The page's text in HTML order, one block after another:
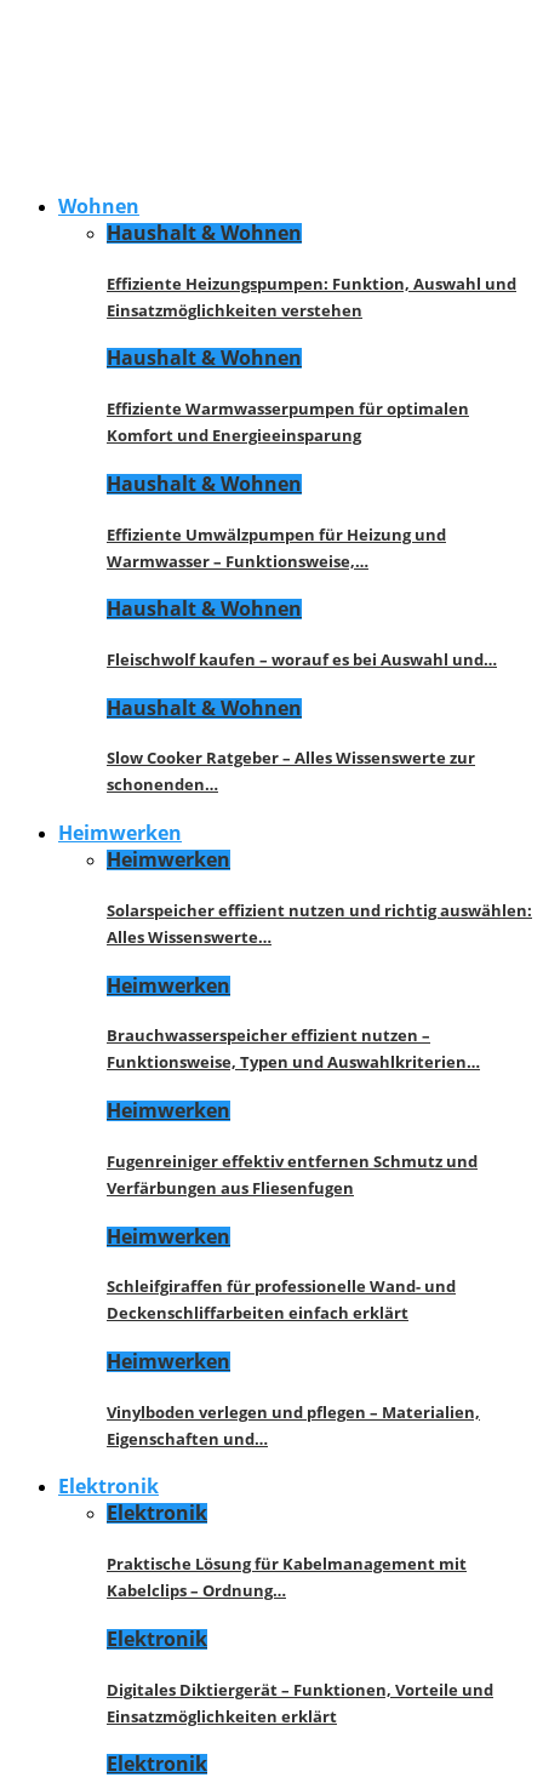
Wohnen
Haushalt & Wohnen
Effiziente Heizungspumpen: Funktion, Auswahl und
Einsatzmöglichkeiten verstehen
Haushalt & Wohnen
Effiziente Warmwasserpumpen für optimalen
Komfort und Energieeinsparung
Haushalt & Wohnen
Effiziente Umwälzpumpen für Heizung und
Warmwasser – Funktionsweise,…
Haushalt & Wohnen
Fleischwolf kaufen – worauf es bei Auswahl und…
Haushalt & Wohnen
Slow Cooker Ratgeber – Alles Wissenswerte zur
schonenden…
Heimwerken
Heimwerken
Solarspeicher effizient nutzen und richtig auswählen:
Alles Wissenswerte…
Heimwerken
Brauchwasserspeicher effizient nutzen –
Funktionsweise, Typen und Auswahlkriterien…
Heimwerken
Fugenreiniger effektiv entfernen Schmutz und
Verfärbungen aus Fliesenfugen
Heimwerken
Schleifgiraffen für professionelle Wand- und
Deckenschliffarbeiten einfach erklärt
Heimwerken
Vinylboden verlegen und pflegen – Materialien,
Eigenschaften und…
Elektronik
Elektronik
Praktische Lösung für Kabelmanagement mit
Kabelclips – Ordnung…
Elektronik
Digitales Diktiergerät – Funktionen, Vorteile und
Einsatzmöglichkeiten erklärt
Elektronik